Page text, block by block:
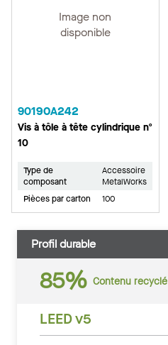
Image non
disponible
90190A242
Vis à tôle à tête cylindrique nº
10
Type de
composant
Accessoire
MetalWorks
Pièces par carton
100
Profil durable
85% Contenu recyclé
LEED v5